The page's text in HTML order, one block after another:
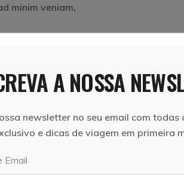
minim veniam,
consectetur
nt ut labore et
uis nostrud.
dolor sit amet,
incididu nt
minim veniam,
A NOSSA
newsletter no seu email com
e dicas de viagem em primeira
Email